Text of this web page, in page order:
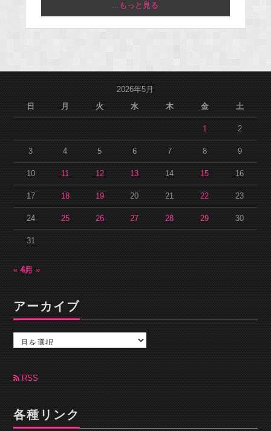
...もっと見る
2026年5月
日
月 火 水 木 金 土
1 2
3 4 5 6 7 8 9
10 11 12 13 14 15 16
17 18 19 20 21 22 23
24 25 26 27 28 29 30
31
« 4月6月 »
アーカイブ
カ
ブ RSS
各種リンク